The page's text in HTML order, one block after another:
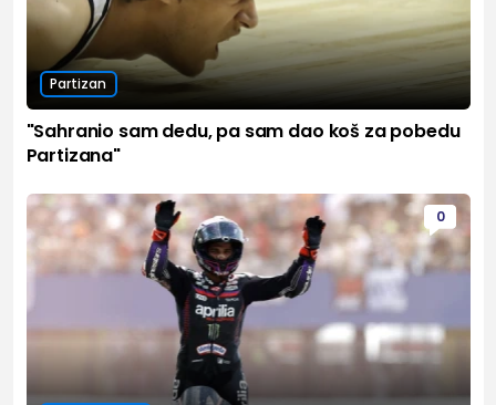
Partizan
"Sahranio sam dedu, pa sam dao koš za pobedu
Partizana"
0